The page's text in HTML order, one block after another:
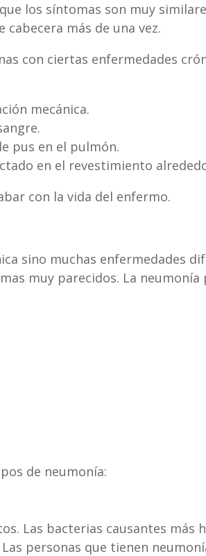
los síntomas son muy
cabecera más de una vez.
con ciertas enfermedades
mecánica.
pus en el pulmón.
en el revestimiento
con la vida del enfermo.
sino muchas enfermedades
muy parecidos. La
de neumonía:
Las bacterias causantes
personas que tienen